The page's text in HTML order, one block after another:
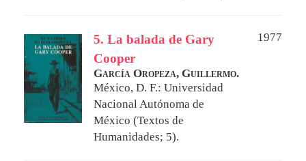
5. La balada de Gary
Cooper
1977
García Oropeza, Guillermo.
México, D. F.: Universidad
Nacional Autónoma de
México (Textos de
Humanidades; 5).